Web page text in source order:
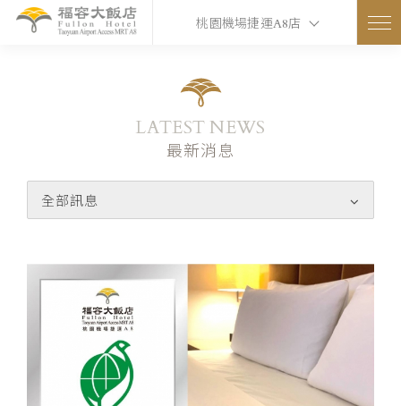
桃園機場捷運A8店
LATEST NEWS
最新消息
全部訊息